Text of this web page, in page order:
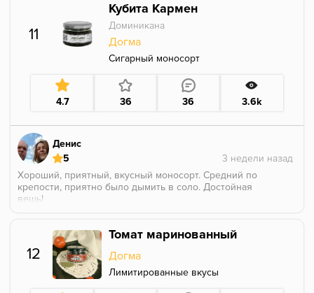
11
Кубита Кармен
Доминикана
Догма
Сигарный моносорт
4.7 36 36 3.6k
Денис
5
Хороший, приятный, вкусный моносорт. Средний по
крепости, приятно было дымить в соло. Достойная
вещь!
12
Томат маринованный
Догма
Лимитированные вкусы